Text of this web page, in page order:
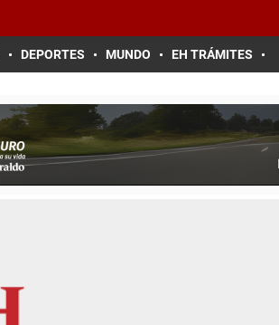
DEPORTES MUNDO EH TRÁMITES